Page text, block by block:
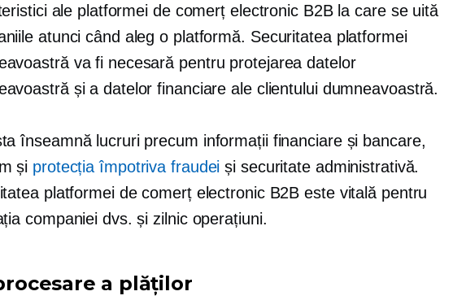
ale platformei de comerț electronic B2B la care se uită
atunci când aleg o platformă. Securitatea platformei
va fi necesară pentru protejarea datelor
și a datelor financiare ale clientului dumneavoastră.
înseamnă lucruri precum informații financiare și bancare,
și protecția împotriva fraudei și securitate administrativă.
platformei de comerț electronic B2B este vitală pentru
companiei dvs. și zilnicoperațiuni.
a plăților